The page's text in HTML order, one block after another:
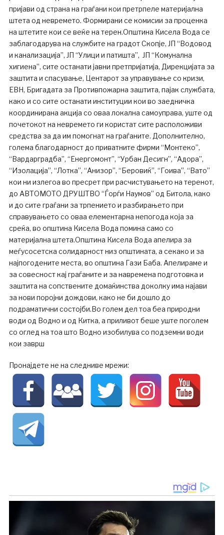
пријави од страна на граѓани кои претрпеле материјална
штета од невремето. Формирани се комисии за проценка
на штетите кои се веќе на терен.Општина Кисела Вода се
заблагодарува на службите на градот Скопје, ЈП “Водовод
и канализација”, ЈП “Улици и патишта”, ЈП “Комунална
хигиена”, сите останати јавни претпријатија, Дирекцијата за
заштита и спасување, Центарот за управување со кризи,
ЕВН, Бригадата за Противпожарна заштита, пајак службата,
како и со сите останати институции кои во заедничка
координирана акција со оваа локална самоуправа, уште од
почетокот на невремето ги користат сите расположиви
средства за да им помогнат на граѓаните. Дополнително,
голема благодарност до приватните фирми “Монтеко”,
“Вардарградба”, “Енергомонт”, “Урбан Десигн”, “Адора”,
“Изолација”, “Лотка”, “Анизор”, “Беровиќ”, “Гоива”, “Вато”
кои ни излегоа во пресрет при расчистувањето на теренот,
до АВТОМОТО ДРУШТВО “Ѓорѓи Наумов” од Битола, како
и до сите граѓани за трпението и разбирањето при
справувањето со оваа елементарна непогода која за
среќа, во општина Кисела Вода помина само со
материјална штета.Општина Кисела Вода апелира за
меѓусосетска солидарност низ општината, а секако и за
најпогодените места, во општина Гази Баба. Апелираме и
за совесност кај граѓаните и за навремена подготовка и
заштита на сопствените домаќинства доколку има најави
за нови поројни дождови, како не би дошло до
подраматични состојби.Во голем дел тоа беа природни
води од Водно и од Китка, а приливот беше уште поголем
со оглед на тоа што Водно изобилува со подземни води
кои заврш
Пронајдете не на следниве мрежи: